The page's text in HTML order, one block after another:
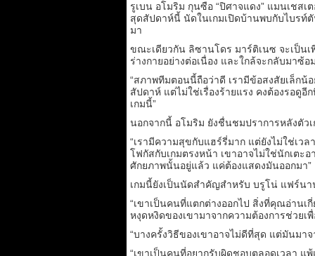
รูเบน อโมริม กุนซือ “ปิศาจแดง” แมนเชส
สุดสัปดาห์นี้ นัดในเกมเปิดบ้านพบกับไบรท์
มา
ขณะเดียวกัน ลิซานโดร มาร์ติเนซ จะเป็นเ
ร่างกายอย่างต่อเนื่อง และใกล้จะกลับมาซ้
“สภาพทีมตอนนี้ถือว่าดี เรามีข้อสงสัยเล็กน้
สัปดาห์ แต่ไม่ใช่เรื่องร้ายแรง คงต้องรอดู
เกมนี้”
นอกจากนี้ อโมริม ยังชื่นชมปราการหลังตัว
“เรามีความสุขกับแฮร์รี่มาก แต่ยังไม่ใช่เวล
โฟกัสกับเกมตรงหน้า เขาอาจไม่ใช่นักเตะ
ศักยภาพนั้นอยู่แล้ว แค่ต้องแสดงมันออกมา”
เกมนี้ยังเป็นนัดสำคัญสำหรับ บรูโน่ แฟร์น
“เขาเป็นคนที่แตกต่างออกไป สิ่งที่คุณอ่านเ
หงุดหงิดของเขามาจากความต้องการช่วย
“บางครั้งวิธีของเขาอาจไม่ดีที่สุด แต่มันมา
“เขาเป็นคนที่อยากรับผิดชอบตลอดเวลา แ